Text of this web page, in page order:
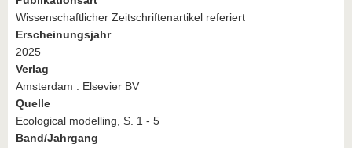
Wissenschaftlicher Zeitschriftenartikel referiert
Erscheinungsjahr
2025
Verlag
Amsterdam : Elsevier BV
Quelle
Ecological modelling, S. 1 - 5
Band/Jahrgang